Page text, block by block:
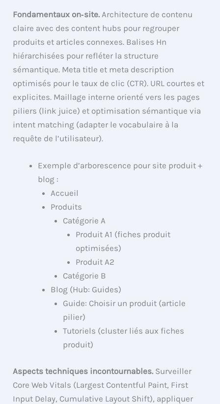
Fondamentaux on‑site. Architecture de contenu
claire avec des content hubs pour regrouper
produits et articles connexes. Balises Hn
hiérarchisées pour refléter la structure
sémantique. Meta title et meta description
optimisés pour le taux de clic (CTR). URL courtes et
explicites. Maillage interne orienté vers les pages
piliers (link juice) et optimisation sémantique via
intent matching (adapter le vocabulaire à la
requête de l’utilisateur).
Exemple d’arborescence pour site produit +
blog :
Accueil
Produits
Catégorie A
Produit A1 (fiches produit
optimisées)
Produit A2
Catégorie B
Blog (Hub: Guides)
Guide: Choisir un produit (article
pilier)
Tutoriels (cluster liés aux fiches
produit)
Aspects techniques incontournables. Surveiller
Core Web Vitals (Largest Contentful Paint, First
Input Delay, Cumulative Layout Shift), appliquer